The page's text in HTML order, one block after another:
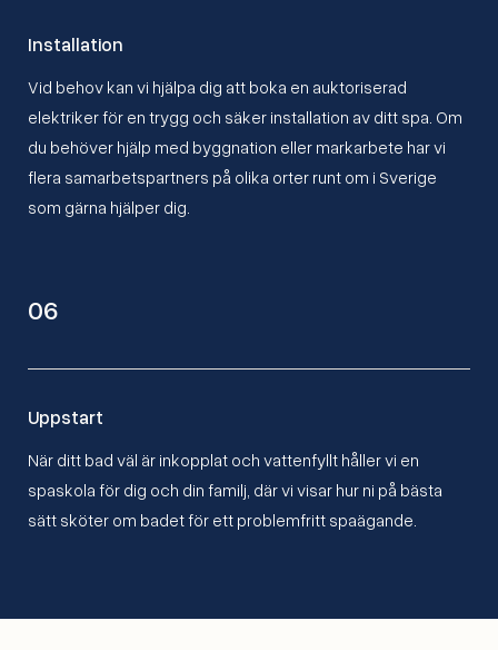
Installation
Vid behov kan vi hjälpa dig att boka en auktoriserad
elektriker för en trygg och säker installation av ditt spa. Om
du behöver hjälp med byggnation eller markarbete har vi
flera samarbetspartners på olika orter runt om i Sverige
som gärna hjälper dig.
06
Uppstart
När ditt bad väl är inkopplat och vattenfyllt håller vi en
spaskola för dig och din familj, där vi visar hur ni på bästa
sätt sköter om badet för ett problemfritt spaägande.